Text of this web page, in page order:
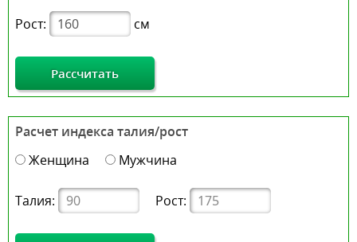
Рост:
см
Рассчитать
Расчет индекса талия/рост
Женщина
Мужчина
Талия: Рост: